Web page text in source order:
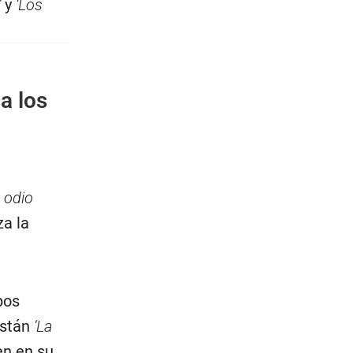
y ‘Los
los
odio
la
‘La